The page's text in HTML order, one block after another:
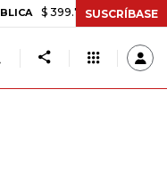
$ 399.745,16 +$ 2.295,71
SUSCRÍBASE